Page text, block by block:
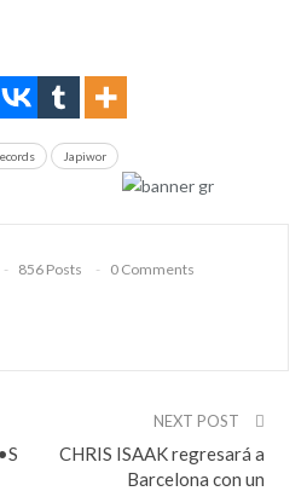
Japiwor
856 Posts 0 Comments
NEXT POST
CHRIS ISAAK regresará a
Barcelona con un